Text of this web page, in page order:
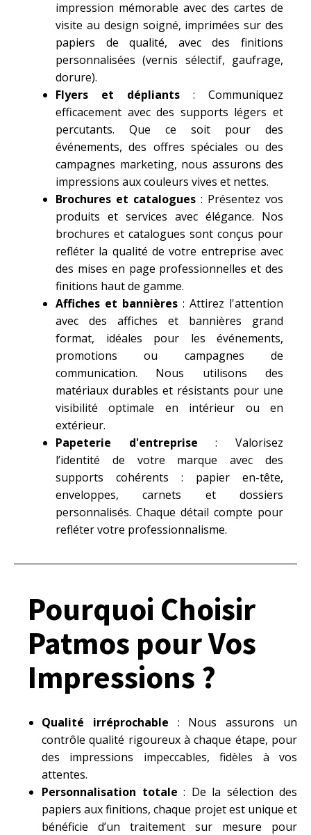
impression mémorable avec des cartes de
visite au design soigné, imprimées sur des
papiers de qualité, avec des finitions
personnalisées (vernis sélectif, gaufrage,
dorure).
Flyers et dépliants : Communiquez
efficacement avec des supports légers et
percutants. Que ce soit pour des
événements, des offres spéciales ou des
campagnes marketing, nous assurons des
impressions aux couleurs vives et nettes.
Brochures et catalogues : Présentez vos
produits et services avec élégance. Nos
brochures et catalogues sont conçus pour
refléter la qualité de votre entreprise avec
des mises en page professionnelles et des
finitions haut de gamme.
Affiches et bannières : Attirez l'attention
avec des affiches et bannières grand
format, idéales pour les événements,
promotions ou campagnes de
communication. Nous utilisons des
matériaux durables et résistants pour une
visibilité optimale en intérieur ou en
extérieur.
Papeterie d'entreprise : Valorisez
l’identité de votre marque avec des
supports cohérents : papier en-tête,
enveloppes, carnets et dossiers
personnalisés. Chaque détail compte pour
refléter votre professionnalisme.
Pourquoi Choisir
Patmos pour Vos
Impressions ?
Qualité irréprochable : Nous assurons un
contrôle qualité rigoureux à chaque étape, pour
des impressions impeccables, fidèles à vos
attentes.
Personnalisation totale : De la sélection des
papiers aux finitions, chaque projet est unique et
bénéficie d’un traitement sur mesure pour